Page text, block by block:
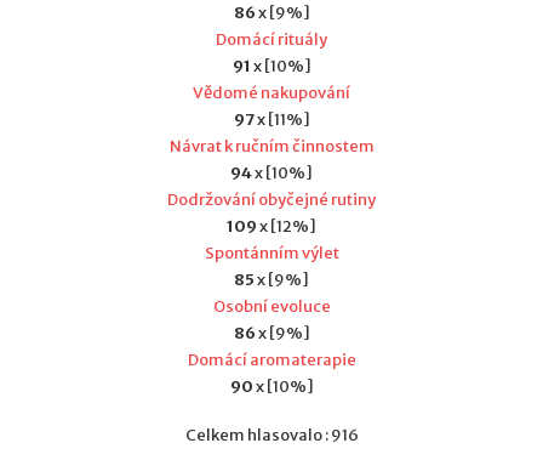
86x [9%]
Domácí rituály
91 x [10%]
Vědomé nakupování
97x [11%]
Návrat k ručním činnostem
94x [10%]
Dodržování obyčejné rutiny
109x [12%]
Spontánním výlet
85x [9%]
Osobní evoluce
86x [9%]
Domácí aromaterapie
90x [10%]
Celkem hlasovalo : 916